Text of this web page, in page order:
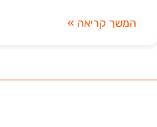
המשך קריאה »